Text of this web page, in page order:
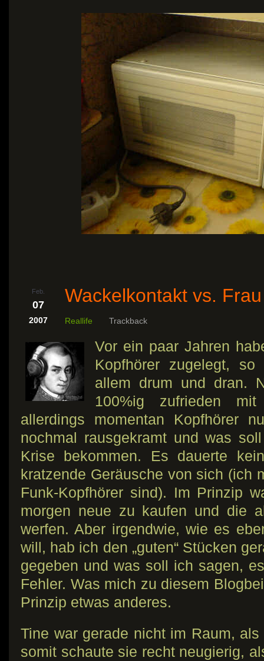
Feb.
07
2007
Wackelkontakt vs. Frau
Reallife Trackback
Vor ein paar Jahren
Kopfhörer zugelegt, so
allem drum und dran.
100%ig zufrieden
allerdings momentan Kopfhörer
nochmal rausgekramt und was
Krise bekommen. Es dauerte
kratzende Geräusche von sich (ich
Funk-Kopfhörer sind). Im Prinzip
morgen neue zu kaufen und die
werfen. Aber irgendwie, wie es
will, hab ich den „guten“ Stücken
gegeben und was soll ich sagen,
Fehler. Was mich zu diesem
Prinzip etwas anderes.
Tine war gerade nicht im Raum,
somit schaute sie recht neugierig,